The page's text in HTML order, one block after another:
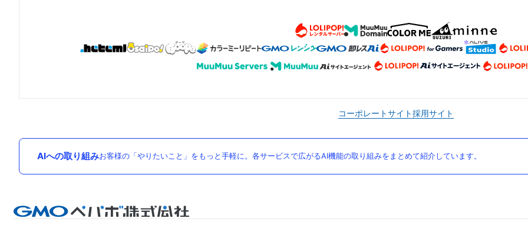
コーポレートサイト採用サイト
AIへの取り組みお客様の「やりたいこと」をもっと手軽に。各サービスで広がるAI機能の取り組みをまとめて紹介しています。